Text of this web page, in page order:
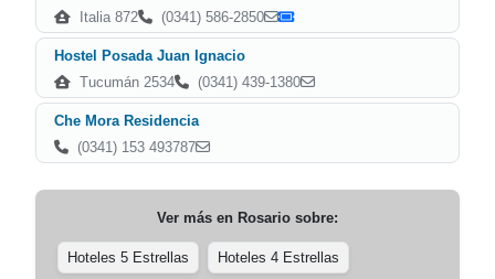
Italia 872
(0341) 586-2850
Hostel Posada Juan Ignacio
Tucumán 2534
(0341) 439-1380
Che Mora Residencia
(0341) 153 493787
Ver más en Rosario sobre:
Hoteles 5 Estrellas Hoteles 4 Estrellas